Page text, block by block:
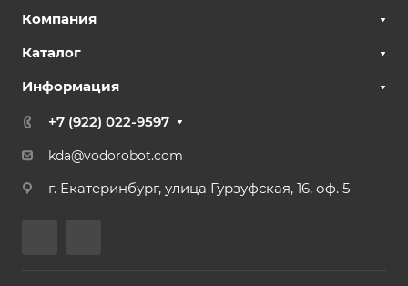
Компания
Каталог
Информация
+7 (922) 022-9597
kda@vodorobot.com
г. Екатеринбург, улица Гурзуфская, 16, оф. 5